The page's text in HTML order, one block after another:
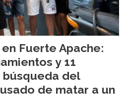
Fuerte Apache:
y 11
del
de matar a un